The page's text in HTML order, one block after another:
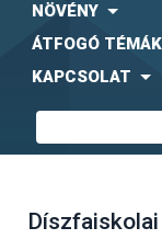
NÖVÉNY
ÁTFOGÓ TÉMÁK
KAPCSOLAT